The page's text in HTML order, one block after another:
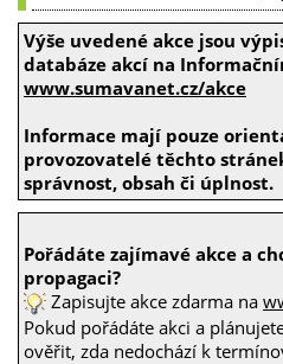
Výše uvedené akce jsou
databáze akcí na
www.sumavanet.cz/akce
Informace mají pouze
provozovatelé těchto
správnost, obsah či úplnost.
Pořádáte zajímavé akce a
propagaci?
Zapisujte akce zdarma na
Pokud pořádáte akci a
ověřit, zda nedochází k